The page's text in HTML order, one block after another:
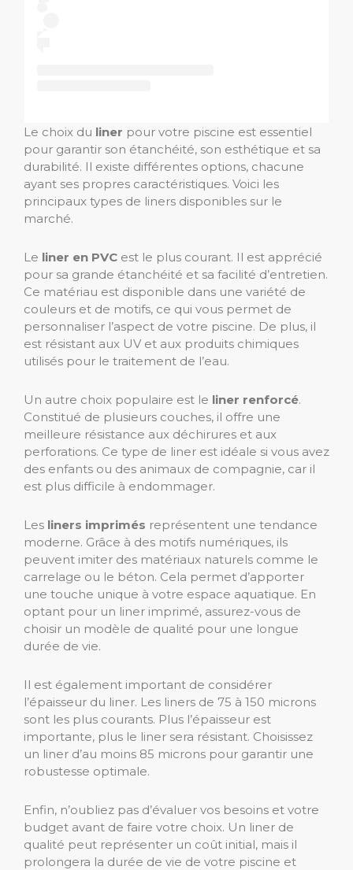
Le choix du liner pour votre piscine est essentiel
pour garantir son étanchéité, son esthétique et sa
durabilité. Il existe différentes options, chacune
ayant ses propres caractéristiques. Voici les
principaux types de liners disponibles sur le
marché.
Le liner en PVC est le plus courant. Il est apprécié
pour sa grande étanchéité et sa facilité d’entretien.
Ce matériau est disponible dans une variété de
couleurs et de motifs, ce qui vous permet de
personnaliser l’aspect de votre piscine. De plus, il
est résistant aux UV et aux produits chimiques
utilisés pour le traitement de l’eau.
Un autre choix populaire est le liner renforcé.
Constitué de plusieurs couches, il offre une
meilleure résistance aux déchirures et aux
perforations. Ce type de liner est idéale si vous avez
des enfants ou des animaux de compagnie, car il
est plus difficile à endommager.
Les liners imprimés représentent une tendance
moderne. Grâce à des motifs numériques, ils
peuvent imiter des matériaux naturels comme le
carrelage ou le béton. Cela permet d’apporter
une touche unique à votre espace aquatique. En
optant pour un liner imprimé, assurez-vous de
choisir un modèle de qualité pour une longue
durée de vie.
Il est également important de considérer
l’épaisseur du liner. Les liners de 75 à 150 microns
sont les plus courants. Plus l’épaisseur est
importante, plus le liner sera résistant. Choisissez
un liner d’au moins 85 microns pour garantir une
robustesse optimale.
Enfin, n’oubliez pas d’évaluer vos besoins et votre
budget avant de faire votre choix. Un liner de
qualité peut représenter un coût initial, mais il
prolongera la durée de vie de votre piscine et